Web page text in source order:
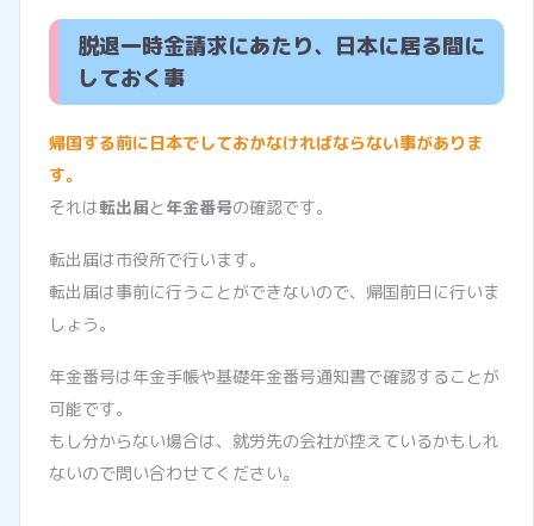
脱退一時金請求にあたり、日本に居る間に
しておく事
帰国する前に日本でしておかなければならない事がありま
す。
それは転出届と年金番号の確認です。
転出届は市役所で行います。
転出届は事前に行うことができないので、帰国前日に行いま
しょう。
年金番号は年金手帳や基礎年金番号通知書で確認することが
可能です。
もし分からない場合は、就労先の会社が控えているかもしれ
ないので問い合わせてください。